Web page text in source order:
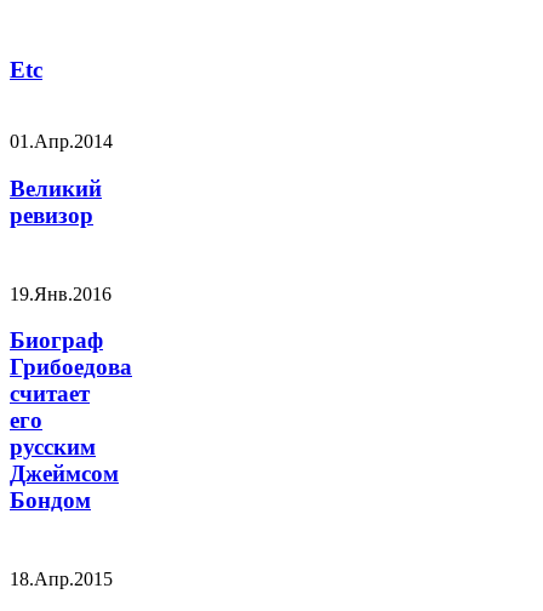
Etc
01.Апр.2014
Великий
ревизор
19.Янв.2016
Биограф
Грибоедова
считает
его
русским
Джеймсом
Бондом
18.Апр.2015